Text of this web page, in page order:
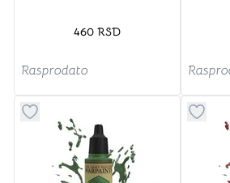
460 RSD
Rasprodato
Dugme za dodavanje stvari u